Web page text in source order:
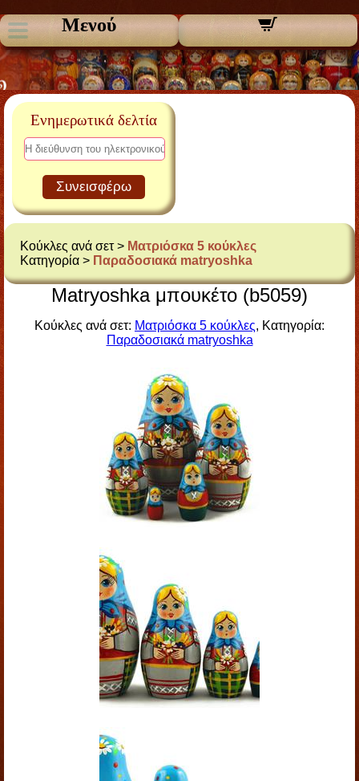
Μενού
Ενημερωτικά δελτία
Συνεισφέρω
Κούκλες ανά σετ > Ματριόσκα 5 κούκλες
Κατηγορία > Παραδοσιακά matryoshka
Matryoshka μπουκέτο (b5059)
Κούκλες ανά σετ: Ματριόσκα 5 κούκλες, Κατηγορία:
Παραδοσιακά matryoshka